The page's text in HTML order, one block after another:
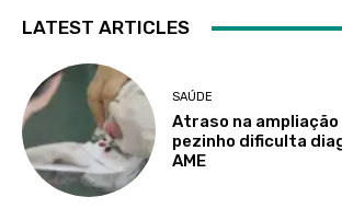
LATEST ARTICLES
SAÚDE
Atraso na
pezinho dificulta
AME